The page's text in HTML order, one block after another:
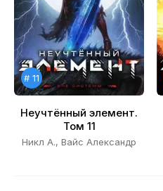
# 11
Неучтённый элемент.
Том 11
Никл А., Вайс Александр